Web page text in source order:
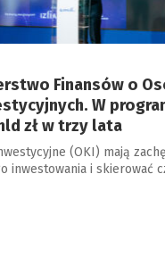
Finansów o
W
zł w trzy lata
(OKI) mają
inwestowania i skierować